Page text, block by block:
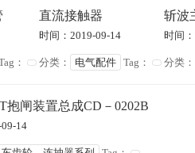
：
直流接触器
时间：2019-09-14
分类： 电气配件 Tag：
斩波
时间
分类：
抱闸装置总成CD－0202B
14